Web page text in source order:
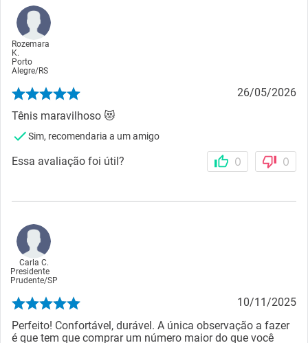
Rozemara
K.
Porto
Alegre/RS
26/05/2026
Tênis maravilhoso 😻
Sim, recomendaria a um amigo
Essa avaliação foi útil? 0 0
Carla C.
Presidente
Prudente/SP
10/11/2025
Perfeito! Confortável, durável. A única observação a fazer
é que tem que comprar um número maior do que você